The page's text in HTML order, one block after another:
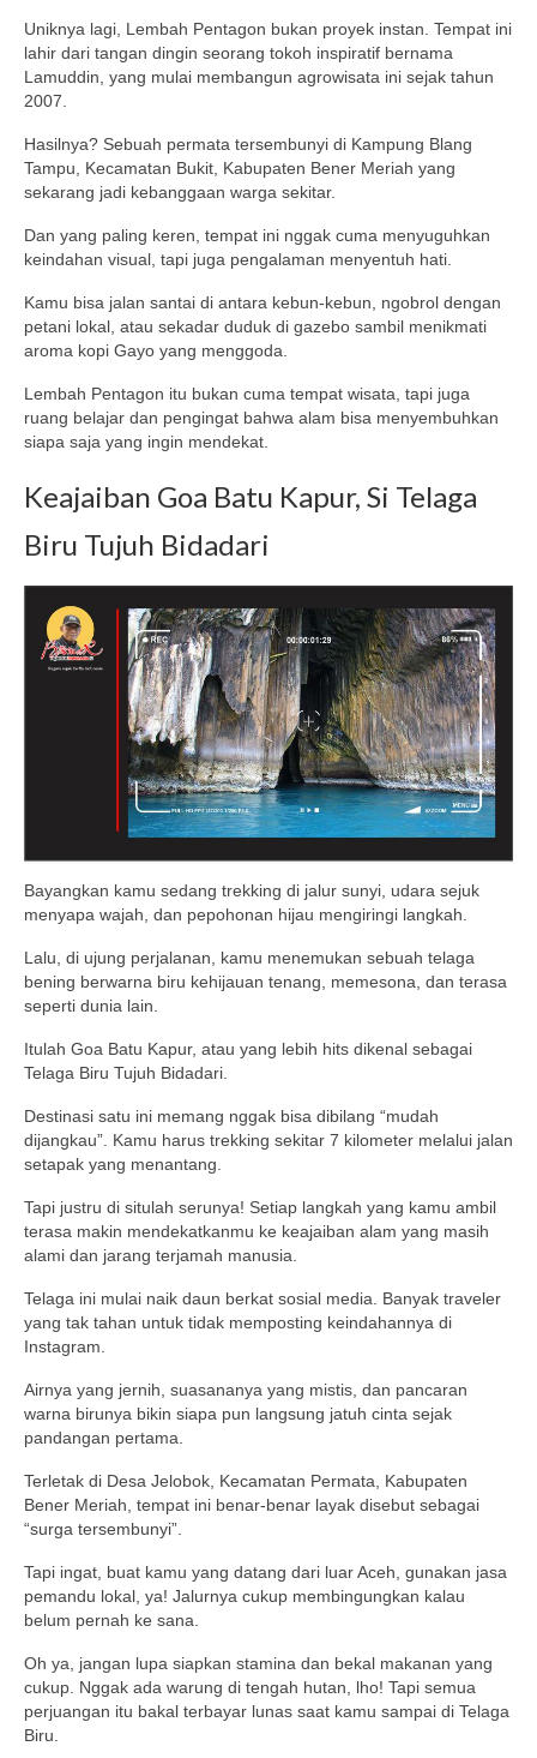
Uniknya lagi, Lembah Pentagon bukan proyek instan. Tempat ini
lahir dari tangan dingin seorang tokoh inspiratif bernama
Lamuddin, yang mulai membangun agrowisata ini sejak tahun
2007.
Hasilnya? Sebuah permata tersembunyi di Kampung Blang
Tampu, Kecamatan Bukit, Kabupaten Bener Meriah yang
sekarang jadi kebanggaan warga sekitar.
Dan yang paling keren, tempat ini nggak cuma menyuguhkan
keindahan visual, tapi juga pengalaman menyentuh hati.
Kamu bisa jalan santai di antara kebun-kebun, ngobrol dengan
petani lokal, atau sekadar duduk di gazebo sambil menikmati
aroma kopi Gayo yang menggoda.
Lembah Pentagon itu bukan cuma tempat wisata, tapi juga
ruang belajar dan pengingat bahwa alam bisa menyembuhkan
siapa saja yang ingin mendekat.
Keajaiban Goa Batu Kapur, Si Telaga
Biru Tujuh Bidadari
Bayangkan kamu sedang trekking di jalur sunyi, udara sejuk
menyapa wajah, dan pepohonan hijau mengiringi langkah.
Lalu, di ujung perjalanan, kamu menemukan sebuah telaga
bening berwarna biru kehijauan tenang, memesona, dan terasa
seperti dunia lain.
Itulah Goa Batu Kapur, atau yang lebih hits dikenal sebagai
Telaga Biru Tujuh Bidadari.
Destinasi satu ini memang nggak bisa dibilang “mudah
dijangkau”. Kamu harus trekking sekitar 7 kilometer melalui jalan
setapak yang menantang.
Tapi justru di situlah serunya! Setiap langkah yang kamu ambil
terasa makin mendekatkanmu ke keajaiban alam yang masih
alami dan jarang terjamah manusia.
Telaga ini mulai naik daun berkat sosial media. Banyak traveler
yang tak tahan untuk tidak memposting keindahannya di
Instagram.
Airnya yang jernih, suasananya yang mistis, dan pancaran
warna birunya bikin siapa pun langsung jatuh cinta sejak
pandangan pertama.
Terletak di Desa Jelobok, Kecamatan Permata, Kabupaten
Bener Meriah, tempat ini benar-benar layak disebut sebagai
“surga tersembunyi”.
Tapi ingat, buat kamu yang datang dari luar Aceh, gunakan jasa
pemandu lokal, ya! Jalurnya cukup membingungkan kalau
belum pernah ke sana.
Oh ya, jangan lupa siapkan stamina dan bekal makanan yang
cukup. Nggak ada warung di tengah hutan, lho! Tapi semua
perjuangan itu bakal terbayar lunas saat kamu sampai di Telaga
Biru.